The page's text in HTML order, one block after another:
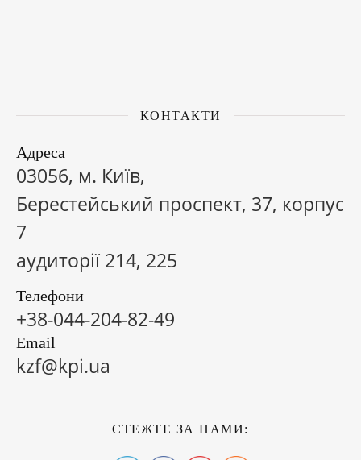
КОНТАКТИ
Адреса
03056, м. Київ,
Берестейський проспект, 37, корпус
7
аудиторії 214, 225
Телефони
+38-044-204-82-49
Email
kzf@kpi.ua
СТЕЖТЕ ЗА НАМИ: